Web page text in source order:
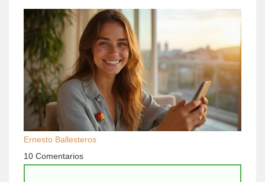
Ernesto Ballesteros
10 Comentarios